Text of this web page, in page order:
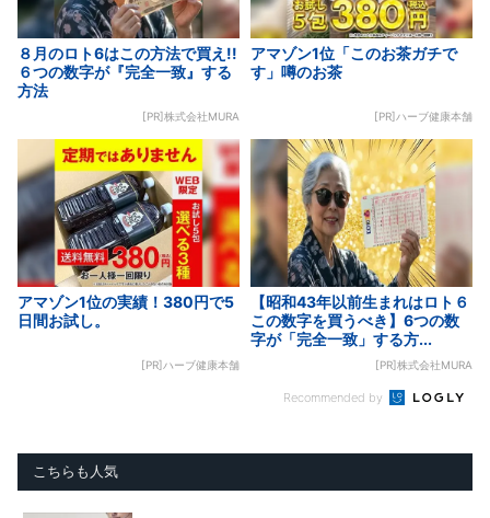
８月のロト6はこの方法で買え!!
６つの数字が『完全一致』する
方法
[PR]株式会社MURA
アマゾン1位「このお茶ガチで
す」噂のお茶
[PR]ハーブ健康本舗
アマゾン1位の実績！380円で5
日間お試し。
[PR]ハーブ健康本舗
【昭和43年以前生まれはロト６
この数字を買うべき】6つの数
字が「完全一致」する方...
[PR]株式会社MURA
Recommended by
こちらも人気